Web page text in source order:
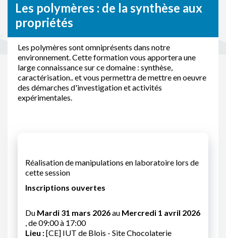
Les polymères : de la synthèse aux
propriétés
Les polymères sont omniprésents dans notre
environnement. Cette formation vous apportera une
large connaissance sur ce domaine : synthèse,
caractérisation.. et vous permettra de mettre en oeuvre
des démarches d'investigation et activités
expérimentales.
Réalisation de manipulations en laboratoire lors de
cette session
Inscriptions ouvertes
Du Mardi 31 mars 2026au Mercredi 1 avril 2026
, de 09:00 à 17:00
Lieu :[CE] IUT de Blois - Site Chocolaterie